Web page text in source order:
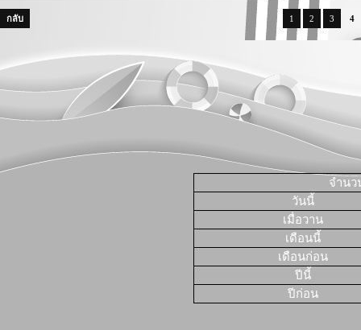
กลับ 1 2 3 4
จำนว
วันนี้
เมื่อวาน
เดือนนี้
เดือนก่อน
ปีนี้
ปีก่อน